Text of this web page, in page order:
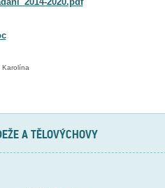
Karolína
A TĚLOVÝCHOVY